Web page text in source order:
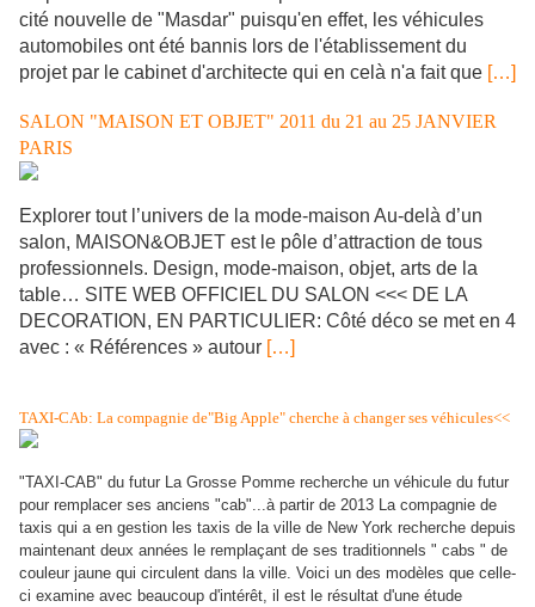
cité nouvelle de "Masdar" puisqu'en effet, les véhicules
automobiles ont été bannis lors de l'établissement du
projet par le cabinet d'architecte qui en celà n'a fait que […]
SALON "MAISON ET OBJET" 2011 du 21 au 25 JANVIER
PARIS
Explorer tout l’univers de la mode-maison Au-delà d’un
salon, MAISON&OBJET est le pôle d’attraction de tous
professionnels. Design, mode-maison, objet, arts de la
table… SITE WEB OFFICIEL DU SALON <<< DE LA
DECORATION, EN PARTICULIER: Côté déco se met en 4
avec : « Références » autour […]
TAXI-CAb: La compagnie de"Big Apple" cherche à changer ses véhicules<<
"TAXI-CAB" du futur La Grosse Pomme recherche un véhicule du futur
pour remplacer ses anciens "cab"...à partir de 2013 La compagnie de
taxis qui a en gestion les taxis de la ville de New York recherche depuis
maintenant deux années le remplaçant de ses traditionnels " cabs " de
couleur jaune qui circulent dans la ville. Voici un des modèles que celle-
ci examine avec beaucoup d'intérêt, il est le résultat d'une étude